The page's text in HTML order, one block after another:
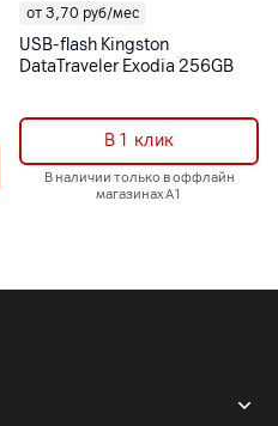
от 3,70 руб/мес
USB-flash Kingston
DataTraveler Exodia 256GB
В 1 клик
В наличии только в оффлайн
магазинах А1